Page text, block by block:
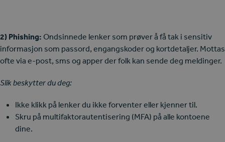
2) Phishing: Ondsinnede lenker som prøver å få tak i sensitiv
informasjon som passord, engangskoder og kortdetaljer. Mottas
ofte via e-post, sms og apper der folk kan sende deg meldinger.
Slik beskytter du deg:
Ikke klikk på lenker du ikke forventer eller kjenner til.
Skru på multifaktorautentisering (MFA) på alle kontoene
dine.